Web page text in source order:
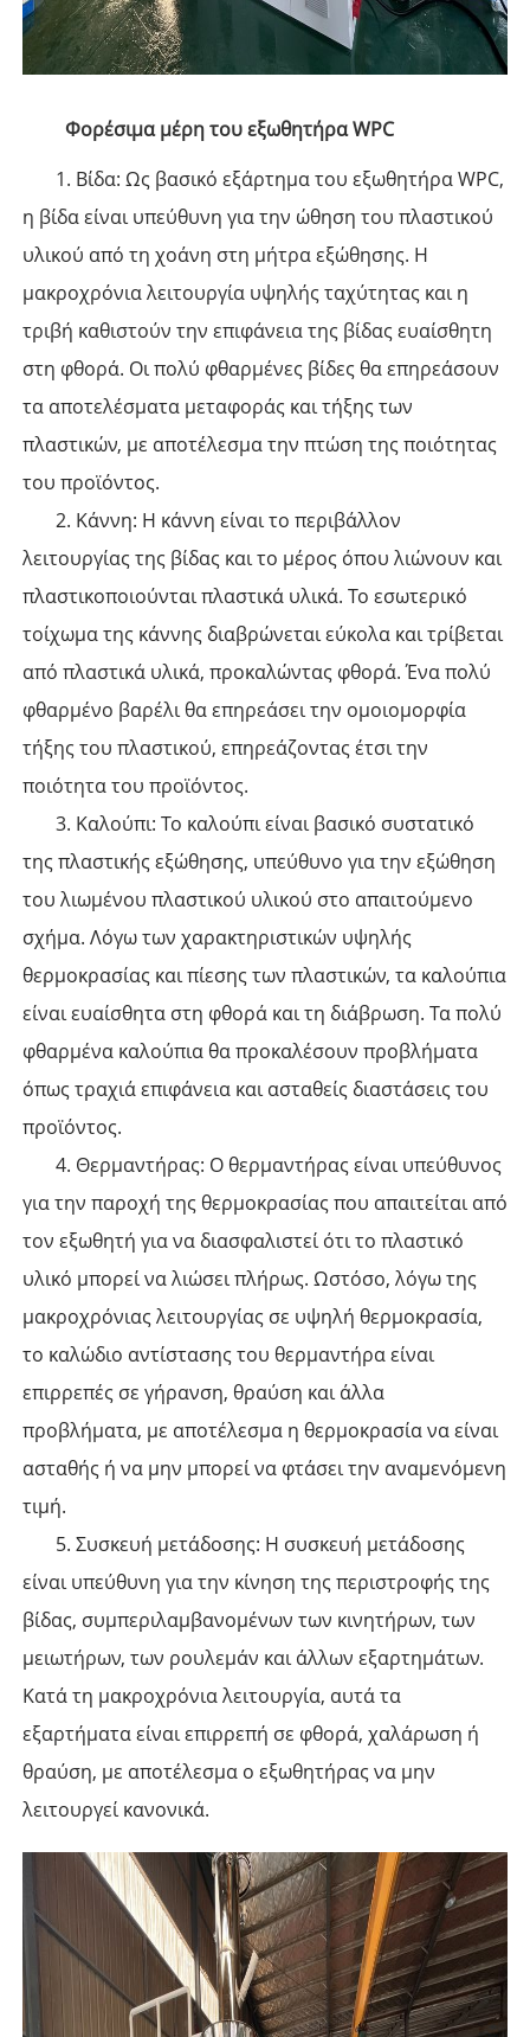
Φορέσιμα μέρη του εξωθητήρα WPC
1. Βίδα: Ως βασικό εξάρτημα του εξωθητήρα WPC,
η βίδα είναι υπεύθυνη για την ώθηση του πλαστικού
υλικού από τη χοάνη στη μήτρα εξώθησης. Η
μακροχρόνια λειτουργία υψηλής ταχύτητας και η
τριβή καθιστούν την επιφάνεια της βίδας ευαίσθητη
στη φθορά. Οι πολύ φθαρμένες βίδες θα επηρεάσουν
τα αποτελέσματα μεταφοράς και τήξης των
πλαστικών, με αποτέλεσμα την πτώση της ποιότητας
του προϊόντος.
2. Κάννη: Η κάννη είναι το περιβάλλον
λειτουργίας της βίδας και το μέρος όπου λιώνουν και
πλαστικοποιούνται πλαστικά υλικά. Το εσωτερικό
τοίχωμα της κάννης διαβρώνεται εύκολα και τρίβεται
από πλαστικά υλικά, προκαλώντας φθορά. Ένα πολύ
φθαρμένο βαρέλι θα επηρεάσει την ομοιομορφία
τήξης του πλαστικού, επηρεάζοντας έτσι την
ποιότητα του προϊόντος.
3. Καλούπι: Το καλούπι είναι βασικό συστατικό
της πλαστικής εξώθησης, υπεύθυνο για την εξώθηση
του λιωμένου πλαστικού υλικού στο απαιτούμενο
σχήμα. Λόγω των χαρακτηριστικών υψηλής
θερμοκρασίας και πίεσης των πλαστικών, τα καλούπια
είναι ευαίσθητα στη φθορά και τη διάβρωση. Τα πολύ
φθαρμένα καλούπια θα προκαλέσουν προβλήματα
όπως τραχιά επιφάνεια και ασταθείς διαστάσεις του
προϊόντος.
4. Θερμαντήρας: Ο θερμαντήρας είναι υπεύθυνος
για την παροχή της θερμοκρασίας που απαιτείται από
τον εξωθητή για να διασφαλιστεί ότι το πλαστικό
υλικό μπορεί να λιώσει πλήρως. Ωστόσο, λόγω της
μακροχρόνιας λειτουργίας σε υψηλή θερμοκρασία,
το καλώδιο αντίστασης του θερμαντήρα είναι
επιρρεπές σε γήρανση, θραύση και άλλα
προβλήματα, με αποτέλεσμα η θερμοκρασία να είναι
ασταθής ή να μην μπορεί να φτάσει την αναμενόμενη
τιμή.
5. Συσκευή μετάδοσης: Η συσκευή μετάδοσης
είναι υπεύθυνη για την κίνηση της περιστροφής της
βίδας, συμπεριλαμβανομένων των κινητήρων, των
μειωτήρων, των ρουλεμάν και άλλων εξαρτημάτων.
Κατά τη μακροχρόνια λειτουργία, αυτά τα
εξαρτήματα είναι επιρρεπή σε φθορά, χαλάρωση ή
θραύση, με αποτέλεσμα ο εξωθητήρας να μην
λειτουργεί κανονικά.